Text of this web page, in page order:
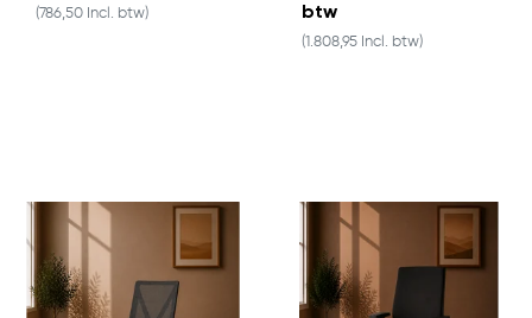
(786,50 Incl. btw)
btw
(1.808,95 Incl. btw)